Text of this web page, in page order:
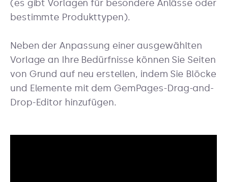
(es gibt Vorlagen für besondere Anlässe oder
bestimmte Produkttypen).
Neben der Anpassung einer ausgewählten
Vorlage an Ihre Bedürfnisse können Sie Seiten
von Grund auf neu erstellen, indem Sie Blöcke
und Elemente mit dem GemPages-Drag-and-
Drop-Editor hinzufügen.